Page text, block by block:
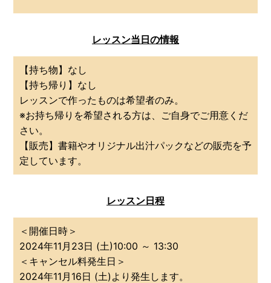
レッスン当日の情報
【持ち物】なし
【持ち帰り】なし
レッスンで作ったものは希望者のみ。
※お持ち帰りを希望される方は、ご自身でご用意くだ
さい。
【販売】書籍やオリジナル出汁パックなどの販売を予
定しています。
レッスン日程
＜開催日時＞
2024年11月23日 (土)10:00 ～ 13:30
＜キャンセル料発生日＞
2024年11月16日 (土)より発生します。